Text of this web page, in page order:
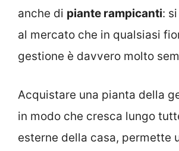
anche di piante rampicanti:
al mercato che in qualsiasi
gestione è davvero molto
Acquistare una pianta della
in modo che cresca lungo
esterne della casa, permette